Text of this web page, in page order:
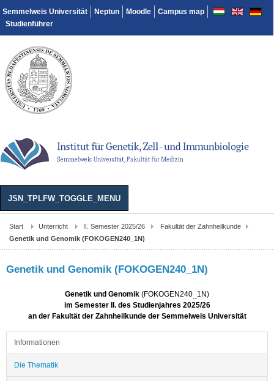
Semmelweis Universität Neptun Moodle
Campus map
Studienführer
JSN_TPLFW_TOGGLE_MENU
Start Unterricht II. Semester 2025/26
Fakultät der Zahnheilkunde
Genetik und Genomik (FOKOGEN240_1N)
Genetik und Genomik (FOKOGEN240_1N)
Genetik und Genomik (FOKOGEN240_1N)
im Semester II. des Studienjahres 2025/26
an der Fakultät der Zahnheilkunde der Semmelweis Universität
Informationen
Die Thematik